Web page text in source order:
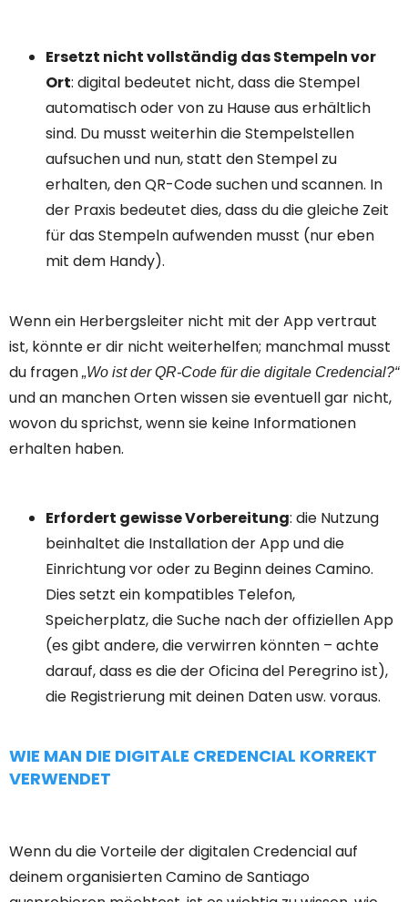
Ersetzt nicht vollständig das Stempeln vor
Ort: digital bedeutet nicht, dass die Stempel
automatisch oder von zu Hause aus erhältlich
sind. Du musst weiterhin die Stempelstellen
aufsuchen und nun, statt den Stempel zu
erhalten, den QR-Code suchen und scannen. In
der Praxis bedeutet dies, dass du die gleiche Zeit
für das Stempeln aufwenden musst (nur eben
mit dem Handy).
Wenn ein Herbergsleiter nicht mit der App vertraut
ist, könnte er dir nicht weiterhelfen; manchmal musst
du fragen „Wo ist der QR-Code für die digitale Credencial?“
und an manchen Orten wissen sie eventuell gar nicht,
wovon du sprichst, wenn sie keine Informationen
erhalten haben.
Erfordert gewisse Vorbereitung: die Nutzung
beinhaltet die Installation der App und die
Einrichtung vor oder zu Beginn deines Camino.
Dies setzt ein kompatibles Telefon,
Speicherplatz, die Suche nach der offiziellen App
(es gibt andere, die verwirren könnten – achte
darauf, dass es die der Oficina del Peregrino ist),
die Registrierung mit deinen Daten usw. voraus.
WIE MAN DIE DIGITALE CREDENCIAL KORREKT
VERWENDET
Wenn du die Vorteile der digitalen Credencial auf
deinem organisierten Camino de Santiago